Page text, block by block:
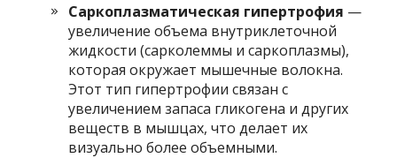
Саркоплазматическая гипертрофия —
увеличение объема внутриклеточной
жидкости (сарколеммы и саркоплазмы),
которая окружает мышечные волокна.
Этот тип гипертрофии связан с
увеличением запаса гликогена и других
веществ в мышцах, что делает их
визуально более объемными.